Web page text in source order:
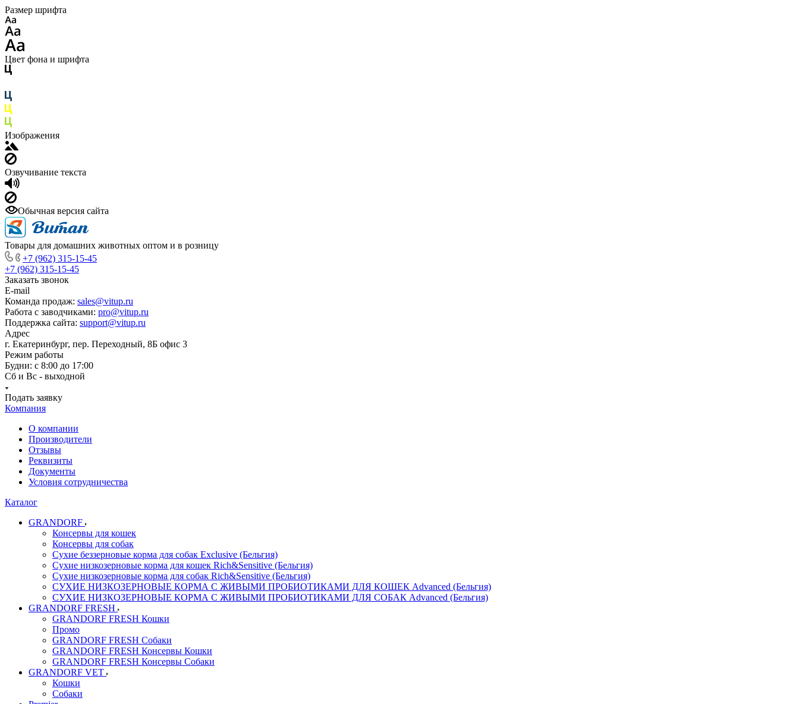
Размер шрифта
Цвет фона и шрифта
Изображения
Озвучивание текста
Обычная версия сайта
Товары для домашних животных оптом и в розницу
+7 (962) 315-15-45
+7 (962) 315-15-45
Заказать звонок
E-mail
Команда продаж: sales@vitup.ru
Работа с заводчиками: pro@vitup.ru
Поддержка сайта: support@vitup.ru
Адрес
г. Екатеринбург, пер. Переходный, 8Б офис 3
Режим работы
Будни: с 8:00 до 17:00
Сб и Вс - выходной
Подать заявку
Компания
О компании
Производители
Отзывы
Реквизиты
Документы
Условия сотрудничества
Каталог
GRANDORF
Консервы для кошек
Консервы для собак
Сухие беззерновые корма для собак Exclusive (Бельгия)
Сухие низкозерновые корма для кошек Rich&Sensitive (Бельгия)
Сухие низкозерновые корма для собак Rich&Sensitive (Бельгия)
СУХИЕ НИЗКОЗЕРНОВЫЕ КОРМА С ЖИВЫМИ ПРОБИОТИКАМИ ДЛЯ КОШЕК Advanced (Бельгия)
СУХИЕ НИЗКОЗЕРНОВЫЕ КОРМА С ЖИВЫМИ ПРОБИОТИКАМИ ДЛЯ СОБАК Advanced (Бельгия)
GRANDORF FRESH
GRANDORF FRESH Кошки
Промо
GRANDORF FRESH Собаки
GRANDORF FRESH Консервы Кошки
GRANDORF FRESH Консервы Собаки
GRANDORF VET
Кошки
Собаки